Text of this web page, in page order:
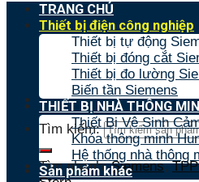
Tìm kiếm:
Tìm nhanh:Siemens,
TRANG CHỦ
Thiết bị điện công nghiệp
Thiết bị tự động
Thiết bị đóng cắt
Thiết bị đo lường
Biến tần Siemens
THIẾT BỊ NHÀ THÔNG
Thiết Bị Vệ Sinh
Khóa thông minh
Hệ thống nhà thông
Sản phẩm khác